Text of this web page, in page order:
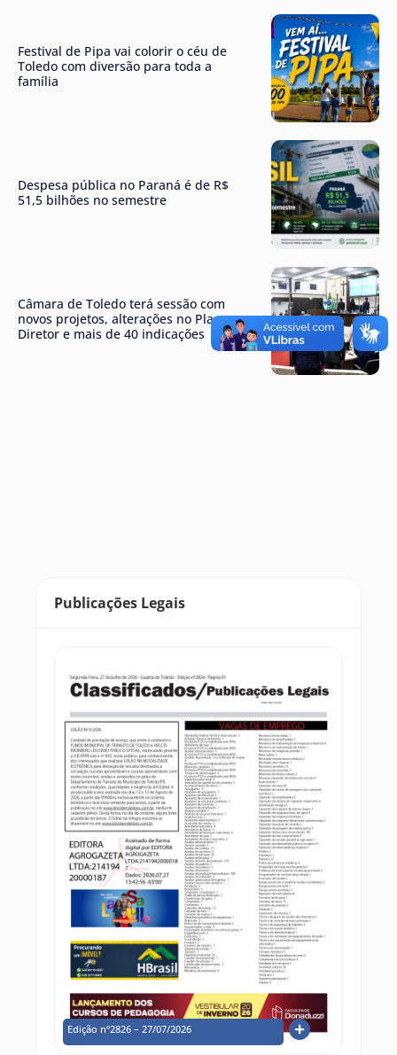
Festival de Pipa vai colorir o céu de
Toledo com diversão para toda a
família
Despesa pública no Paraná é de R$
51,5 bilhões no semestre
Câmara de Toledo terá sessão com
novos projetos, alterações no Plano
Diretor e mais de 40 indicações
Publicações Legais
Edição nº2826 – 27/07/2026